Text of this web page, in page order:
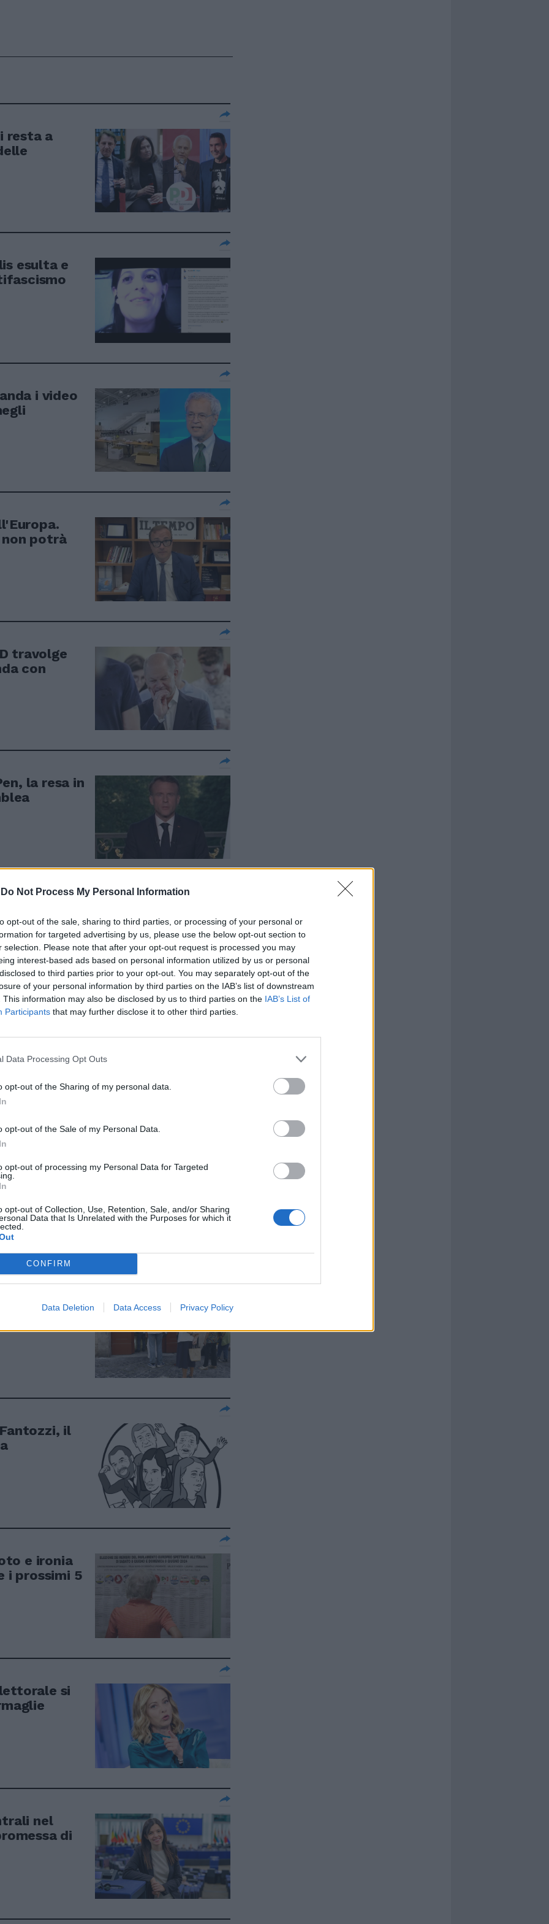
Do Not Process My Personal Information
opt-out of the sale, sharing to third parties, or processing of your personal or
for targeted advertising by us, please use the below opt-out section to
selection. Please note that after your opt-out request is processed you may
interest-based ads based on personal information utilized by us or personal
to third parties prior to your opt-out. You may separately opt-out of the
of your personal information by third parties on the IAB’s list of downstream
This information may also be disclosed by us to third parties on the IAB’s List of
Participants that may further disclose it to other third parties.
Data Processing Opt Outs
opt-out of the Sharing of my personal data.
opt-out of the Sale of my Personal Data.
opt-out of processing my Personal Data for Targeted
opt-out of Collection, Use, Retention, Sale, and/or Sharing
Data that Is Unrelated with the Purposes for which it
CONFIRM
Data Deletion Data Access Privacy Policy
resta a
esulta e
i video
non potrà
travolge
con
la resa in
premier
tutti i
maratona
al
il
e ironia
i prossimi 5
si
nel
di